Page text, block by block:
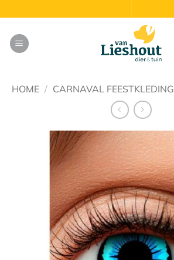
naar
inhoud
HOME / CARNAVAL FEESTKLEDING